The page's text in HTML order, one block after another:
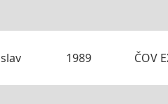
1989 ČOV